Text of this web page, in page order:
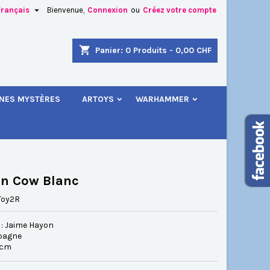
Bienvenue, Connexion ou Créez votre compte

shopping_cart Panier: 0 Produits - 0,00 CHF
MYSTÈRES ARTOYS WARHAMMER
Cow Blanc
Jaime Hayon